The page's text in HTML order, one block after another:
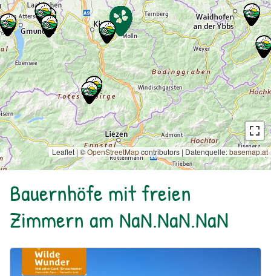
Leaflet | ©OpenStreetMapcontributors | Datenquelle:basemap.at
Bauernhöfe mit freien
Zimmern am NaN.NaN.NaN
Urlaub am Bauernhof: Bio Bauernhof Kurzeck